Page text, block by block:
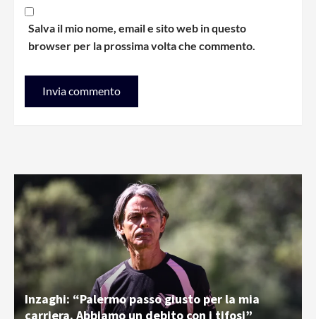
Salva il mio nome, email e sito web in questo
browser per la prossima volta che commento.
Inzaghi: “Palermo passo giusto per la mia
carriera. Abbiamo un debito con i tifosi”